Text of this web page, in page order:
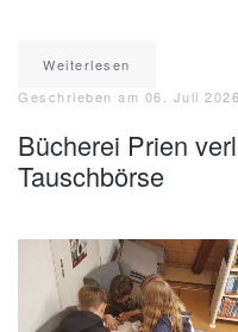
Weiterlesen
Geschrieben am 06. Juli 2026
Bücherei Prien
Tauschbörse